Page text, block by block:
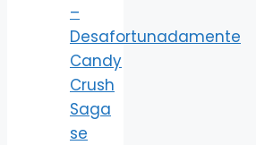
–
Desafortunadamente
Candy
Crush
Saga
se